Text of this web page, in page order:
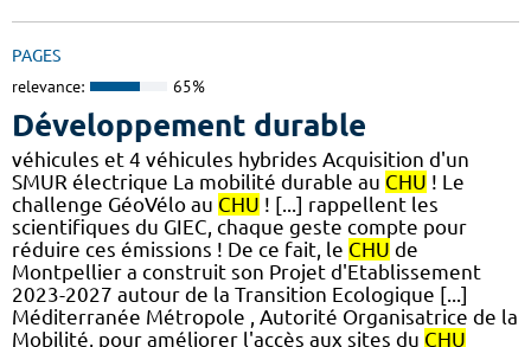
PAGES
relevance: 65%
Développement durable
véhicules et 4 véhicules hybrides Acquisition d'un
SMUR électrique La mobilité durable au CHU ! Le
challenge GéoVélo au CHU ! [...] rappellent les
scientifiques du GIEC, chaque geste compte pour
réduire ces émissions ! De ce fait, le CHU de
Montpellier a construit son Projet d'Etablissement
2023-2027 autour de la Transition Ecologique [...]
Méditerranée Métropole , Autorité Organisatrice de la
Mobilité, pour améliorer l'accès aux sites du CHU